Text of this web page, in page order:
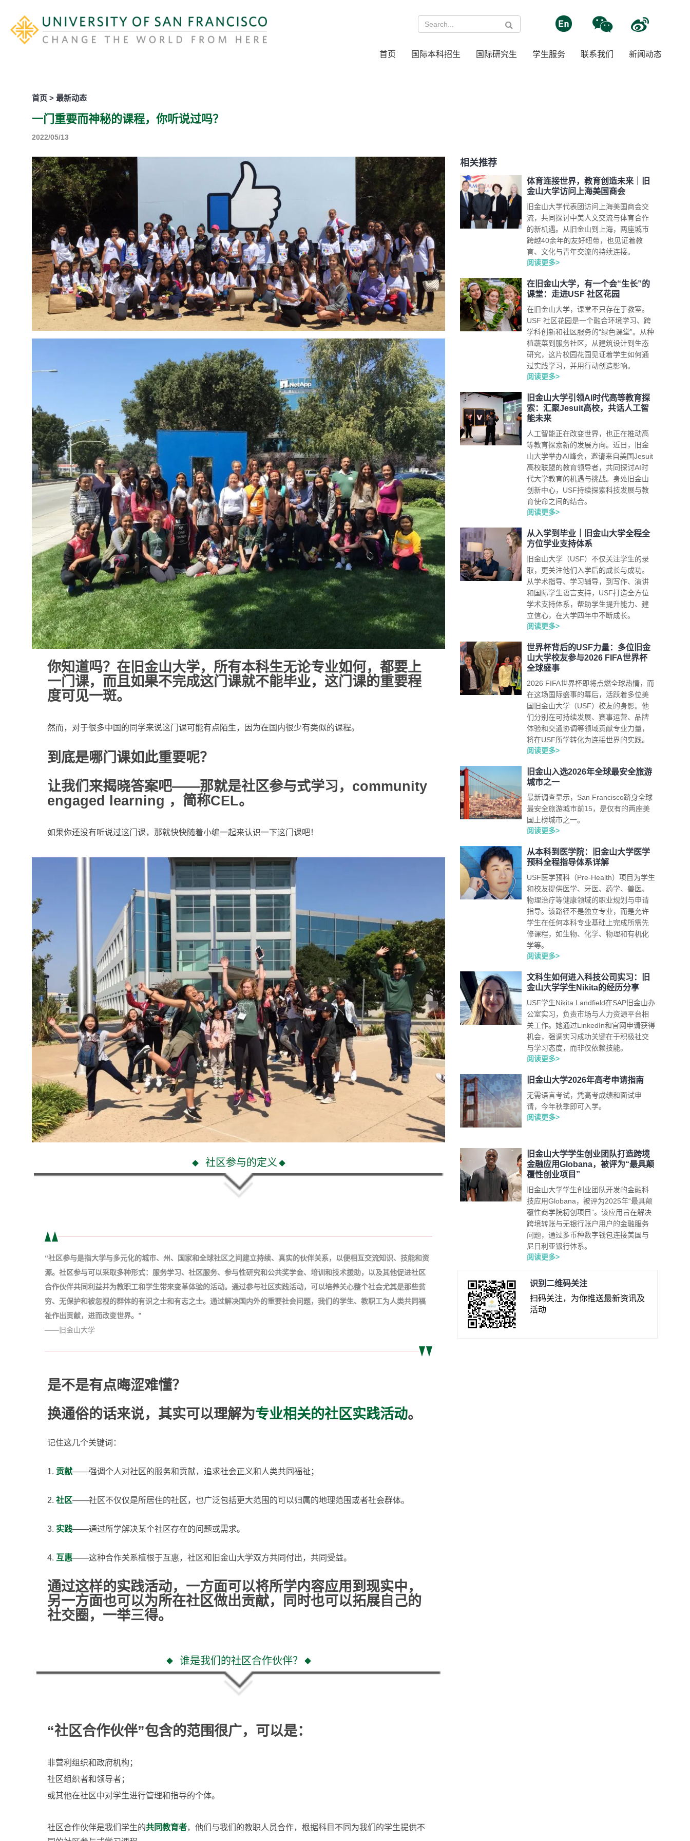
首页 国际本科招生 国际研究生 学生服务 联系我们 新闻动态
首页 > 最新动态
一门重要而神秘的课程，你听说过吗？
2022/05/13
你知道吗？ 在旧金山大学，所有本科生无论专业如何，都要上
一门课，而且如果不完成这门课就不能毕业，这门课的重要程
度可见一斑。
然而，对于很多中国的同学来说这门课可能有点陌生，因为在国内很少有类似的课程。
到底是哪门课如此重要呢？
让我们来揭晓答案吧——那就是社区参与式学习， community
engaged learning ，简称CEL。
如果你还没有听说过这门课，那就快快随着小编一起来认识一下这门课吧！
社区参与的定义
“社区参与是指大学与多元化的城市、州、国家和全球社区之间建立持续、真实的伙伴关系，以便相互交流知识、技能和资
源。社区参与可以采取多种形式：服务学习、社区服务、参与性研究和公共奖学金、培训和技术援助，以及其他促进社区
合作伙伴共同利益并为教职工和学生带来变革体验的活动。通过参与社区实践活动，可以培养关心整个社会尤其是那些贫
穷、无保护和被忽视的群体的有识之士和有志之士。通过解决国内外的重要社会问题，我们的学生、教职工为人类共同福
祉作出贡献，进而改变世界。”
——旧金山大学
是不是有点晦涩难懂？
换通俗的话来说， 其实可以理解为专业相关的社区实践活动。
记住这几个关键词：
1. 贡献——强调个人对社区的服务和贡献，追求社会正义和人类共同福祉；
2. 社区——社区不仅仅是所居住的社区，也广泛包括更大范围的可以归属的地理范围或者社会群体。
3. 实践——通过所学解决某个社区存在的问题或需求。
4. 互惠——这种合作关系植根于互惠，社区和旧金山大学双方共同付出，共同受益。
通过这样的实践活动，一方面可以将所学内容应用到现实中，
另一方面也可以为所在社区做出贡献，同时也可以拓展自己的
社交圈，一举三得。
谁是我们的社区合作伙伴？
“社区合作伙伴”包含的范围很广，可以是：
非营利组织和政府机构；
社区组织者和领导者；
或其他在社区中对学生进行管理和指导的个体。
社区合作伙伴是我们学生的共同教育者，他们与我们的教职人员合作，根据科目不同为我们的学生提供不
相关推荐
体育连接世界，教育创造未来｜旧
金山大学访问上海美国商会
旧金山大学代表团访问上海美国商会交
流，共同探讨中美人文交流与体育合作
的新机遇。从旧金山到上海，两座城市
跨越40余年的友好纽带，也见证着教
育、文化与青年交流的持续连接。
阅读更多>
在旧金山大学，有一个会“生长”的
课堂：走进USF 社区花园
在旧金山大学，课堂不只存在于教室。
USF 社区花园是一个融合环境学习、跨
学科创新和社区服务的“绿色课堂”。从种
植蔬菜到服务社区，从建筑设计到生态
研究，这片校园花园见证着学生如何通
过实践学习，并用行动创造影响。
阅读更多>
旧金山大学引领AI时代高等教育探
索：汇聚Jesuit高校，共话人工智
能未来
人工智能正在改变世界，也正在推动高
等教育探索新的发展方向。近日，旧金
山大学举办AI峰会，邀请来自美国Jesuit
高校联盟的教育领导者，共同探讨AI时
代大学教育的机遇与挑战。身处旧金山
创新中心，USF持续探索科技发展与教
育使命之间的结合。
阅读更多>
从入学到毕业｜旧金山大学全程全
方位学业支持体系
旧金山大学（USF）不仅关注学生的录
取，更关注他们入学后的成长与成功。
从学术指导、学习辅导，到写作、演讲
和国际学生语言支持，USF打造全方位
学术支持体系，帮助学生提升能力、建
立信心，在大学四年中不断成长。
阅读更多>
世界杯背后的USF力量：多位旧金
山大学校友参与2026 FIFA世界杯
全球盛事
2026 FIFA世界杯即将点燃全球热情，而
在这场国际盛事的幕后，活跃着多位美
国旧金山大学（USF）校友的身影。他
们分别在可持续发展、赛事运营、品牌
体验和交通协调等领域贡献专业力量，
将在USF所学转化为连接世界的实践。
阅读更多>
旧金山入选2026年全球最安全旅游
城市之一
最新调查显示，San Francisco跻身全球
最安全旅游城市前15，是仅有的两座美
国上榜城市之一。
阅读更多>
从本科到医学院：旧金山大学医学
预科全程指导体系详解
USF医学预科（Pre-Health）项目为学生
和校友提供医学、牙医、药学、兽医、
物理治疗等健康领域的职业规划与申请
指导。该路径不是独立专业，而是允许
学生在任何本科专业基础上完成所需先
修课程，如生物、化学、物理和有机化
学等。
阅读更多>
文科生如何进入科技公司实习：旧
金山大学学生Nikita的经历分享
USF学生Nikita Landfield在SAP旧金山办
公室实习，负责市场与人力资源平台相
关工作。她通过LinkedIn和官网申请获得
机会，强调实习成功关键在于积极社交
与学习态度，而非仅依赖技能。
阅读更多>
旧金山大学2026年高考申请指南
无需语言考试，凭高考成绩和面试申
请，今年秋季即可入学。
阅读更多>
旧金山大学学生创业团队打造跨境
金融应用Globana，被评为“最具颠
覆性创业项目”
旧金山大学学生创业团队开发的金融科
技应用Globana，被评为2025年“最具颠
覆性商学院初创项目”。该应用旨在解决
跨境转账与无银行账户用户的金融服务
问题，通过多币种数字钱包连接美国与
尼日利亚银行体系。
阅读更多>
识别二维码关注
扫码关注，为你推送最新资讯及
活动